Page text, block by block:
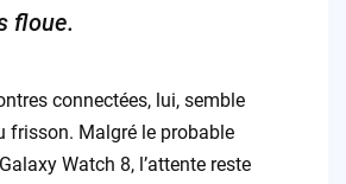
floue.
connectées, lui, semble
frisson. Malgré le probable
Watch 8, l’attente reste